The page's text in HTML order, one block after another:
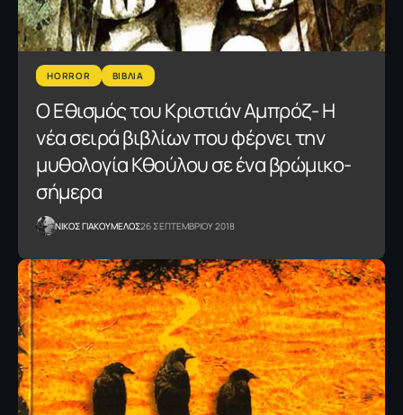
HORROR ΒΙΒΛΙΑ
Ο Εθισμός του Κριστιάν Αμπρόζ- Η
νέα σειρά βιβλίων που φέρνει την
μυθολογία Κθούλου σε ένα βρώμικο-
σήμερα
NΙΚΟΣ ΓΙΑΚΟΥΜΕΛΟΣ26 ΣΕΠΤΕΜΒΡΙΟΥ 2018